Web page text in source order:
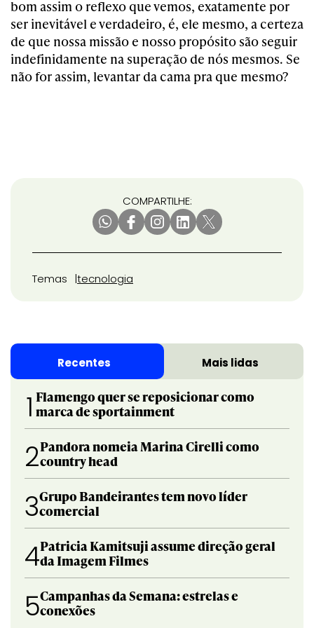
bom assim o reflexo que vemos, exatamente por
ser inevitável e verdadeiro, é, ele mesmo, a certeza
de que nossa missão e nosso propósito são seguir
indefinidamente na superação de nós mesmos. Se
não for assim, levantar da cama pra que mesmo?
COMPARTILHE:
Temas tecnologia
Recentes Mais lidas
1 Flamengo quer se reposicionar como
marca de sportainment
2Pandora nomeia Marina Cirelli como
country head
3Grupo Bandeirantes tem novo líder
comercial
4Patricia Kamitsuji assume direção geral
da Imagem Filmes
5Campanhas da Semana: estrelas e
conexões